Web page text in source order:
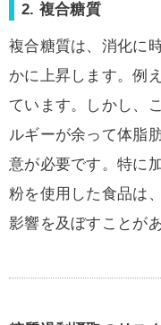
2. 複合糖質
複合糖質は、消化に
かに上昇します。例
ています。しかし、
ルギーが余って体脂
意が必要です。特に
粉を使用した食品は
影響を及ぼすことが